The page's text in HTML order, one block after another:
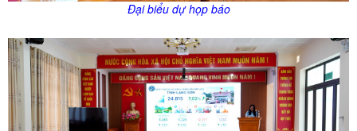
Đại biểu dự họp báo